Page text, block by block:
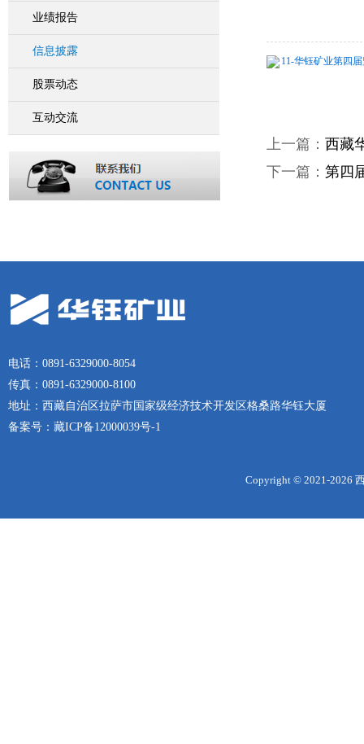
业绩报告
信息披露
股票动态
互动交流
11-华钰矿业第四
上一篇： 西藏
下一篇： 第四
电话：0891-6329000-8054
传真：0891-6329000-8100
地址：西藏自治区拉萨市国家级经济技术开发区格桑路华钰大厦
备案号： 藏ICP备12000039号-1
Copyright © 2021-2026